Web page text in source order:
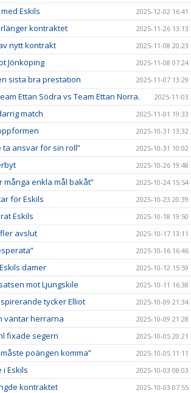
Eskils 2025-12-02 16:41
kontraktet 2025-11-26 13:13
nytt kontrakt 2025-11-08 20:23
Jönköping 2025-11-08 07:24
sista bra prestation 2025-11-07 13:29
Ettan Södra vs Team Ettan Norra. 2025-11-03
match 2025-11-01 19:33
2025-10-31 13:32
ta ansvar för sin roll” 2025-10-31 10:02
2025-10-26 19:48
många enkla mål bakåt” 2025-10-24 15:54
för Eskils 2025-10-23 20:39
Eskils 2025-10-18 19:50
avslut 2025-10-17 13:11
2025-10-16 16:46
damer 2025-10-12 15:59
mot Ljungskile 2025-10-11 16:38
tycker Elliot 2025-10-09 21:34
väntar herrarna 2025-10-09 21:28
fixade segern 2025-10-05 20:21
poängen komma” 2025-10-05 11:11
i Eskils 2025-10-03 08:03
kontraktet 2025-10-03 07:55